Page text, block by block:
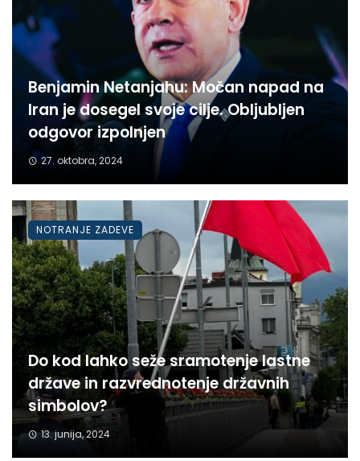
Benjamin Netanjahu: Močan napad na
Iran je dosegel svoje cilje. Obljubljen
odgovor izpolnjen
27. oktobra, 2024
Do kod lahko seže sramotenje lastne
države in razvrednotenje državnih
simbolov?
13. junija, 2024
NOTRANJE ZADEVE